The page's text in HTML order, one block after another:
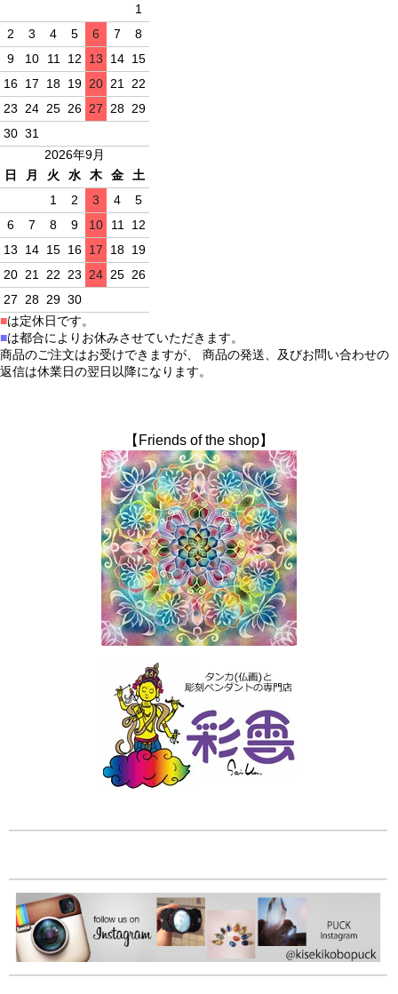
1
2
3 4 5 6 7
8
9
10 11 12 13 14 15
16 17 18 19 20 21 22
23 24 25 26 27 28 29
30 31
2026年9月
日
月 火 水 木 金
土
1
2 3 4
5
6
7 8 9 10 11 12
13
14 15 16 17 18 19
20 21 22 23 24 25 26
27 28 29 30
■は定休日です。
■は都合によりお休みさせていただきます。
商品のご注文はお受けできますが、 商品の発送、及びお問い合わせの
返信は休業日の翌日以降になります。
【Friends of the shop】